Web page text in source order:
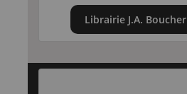
Librairie J.A. Boucher